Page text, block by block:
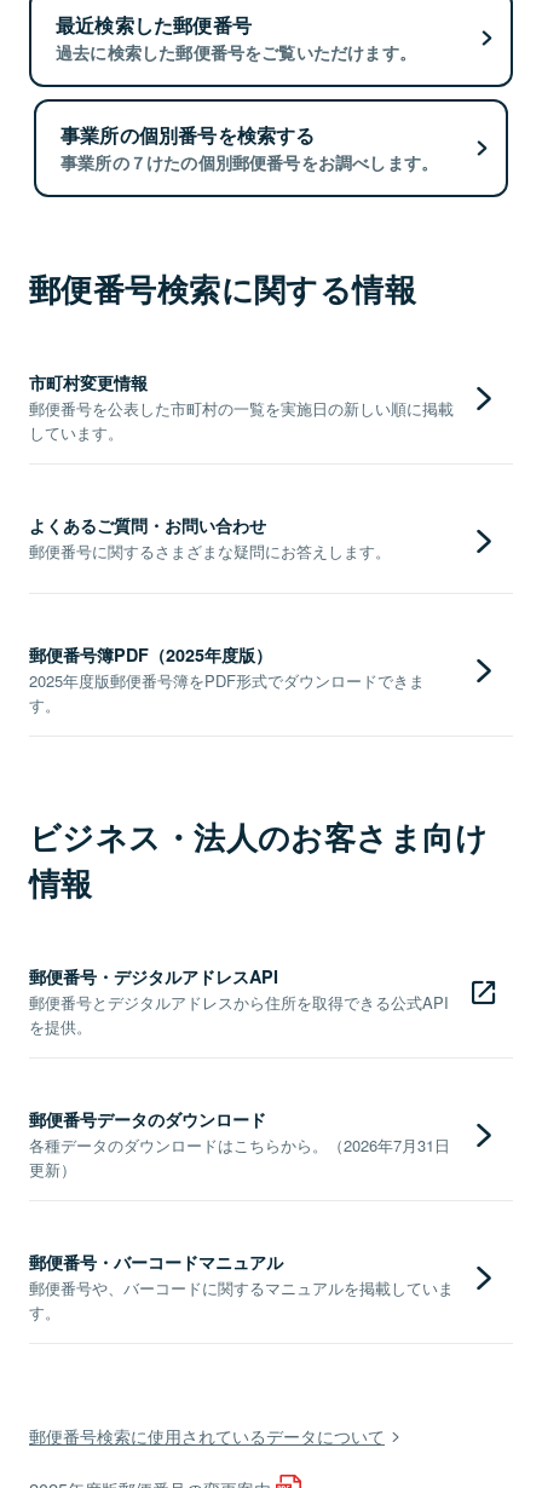
最近検索した郵便番号
過去に検索した郵便番号をご覧いただけます。
事業所の個別番号を検索する
事業所の７けたの個別郵便番号をお調べします。
郵便番号検索に関する情報
市町村変更情報
郵便番号を公表した市町村の一覧を実施日の新しい順に掲載
しています。
よくあるご質問・お問い合わせ
郵便番号に関するさまざまな疑問にお答えします。
郵便番号簿PDF（2025年度版）
2025年度版郵便番号簿をPDF形式でダウンロードできま
す。
ビジネス・法人のお客さま向け
情報
郵便番号・デジタルアドレスAPI
郵便番号とデジタルアドレスから住所を取得できる公式API
を提供。
郵便番号データのダウンロード
各種データのダウンロードはこちらから。（2026年7月31日
更新）
郵便番号・バーコードマニュアル
郵便番号や、バーコードに関するマニュアルを掲載していま
す。
郵便番号検索に使用されているデータについて